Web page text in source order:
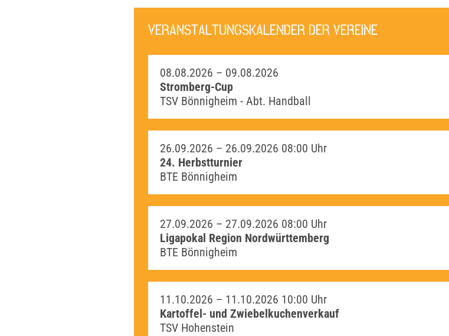
VERANSTALTUNGSKALENDER DER VEREINE
08.08.2026 – 09.08.2026
Stromberg-Cup
TSV Bönnigheim - Abt. Handball
26.09.2026 – 26.09.2026 08:00 Uhr
24. Herbstturnier
BTE Bönnigheim
27.09.2026 – 27.09.2026 08:00 Uhr
Ligapokal Region Nordwürttemberg
BTE Bönnigheim
11.10.2026 – 11.10.2026 10:00 Uhr
Kartoffel- und Zwiebelkuchenverkauf
TSV Hohenstein